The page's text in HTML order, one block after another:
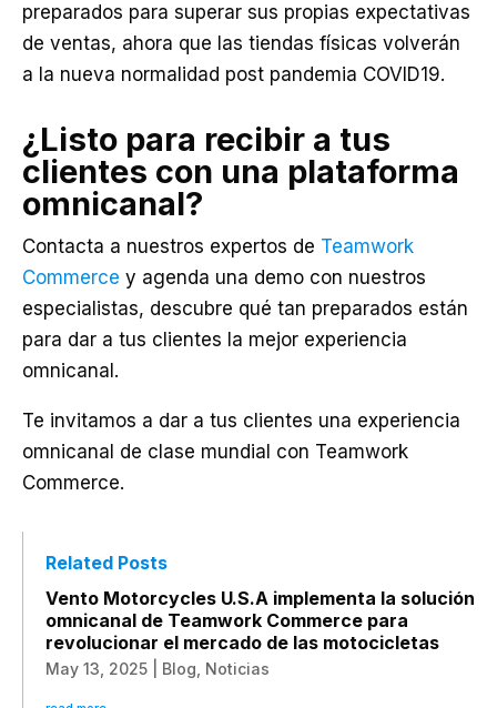
preparados para superar sus propias expectativas
de ventas, ahora que las tiendas físicas volverán
a la nueva normalidad post pandemia COVID19.
¿Listo para recibir a tus
clientes con una plataforma
omnicanal?
Contacta a nuestros expertos de Teamwork
Commerce y agenda una demo con nuestros
especialistas, descubre qué tan preparados están
para dar a tus clientes la mejor experiencia
omnicanal.
Te invitamos a dar a tus clientes una experiencia
omnicanal de clase mundial con Teamwork
Commerce.
Related Posts
Vento Motorcycles U.S.A implementa la solución
omnicanal de Teamwork Commerce para
revolucionar el mercado de las motocicletas
May 13, 2025 Blog Noticias